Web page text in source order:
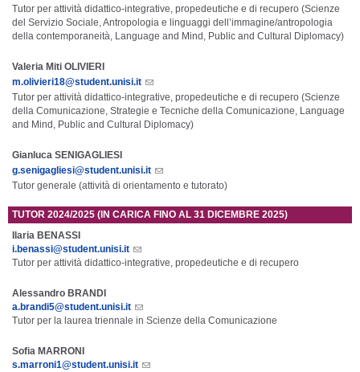
Tutor per attività didattico-integrative, propedeutiche e di recupero (Scienze
del Servizio Sociale, Antropologia e linguaggi dell’immagine/antropologia
della contemporaneità, Language and Mind, Public and Cultural Diplomacy)
Valeria Miti OLIVIERI
m.olivieri18@student.unisi.it
Tutor per attività didattico-integrative, propedeutiche e di recupero (Scienze
della Comunicazione, Strategie e Tecniche della Comunicazione, Language
and Mind, Public and Cultural Diplomacy)
Gianluca SENIGAGLIESI
g.senigagliesi@student.unisi.it
Tutor generale (attività di orientamento e tutorato)
TUTOR 2024/2025 (IN CARICA FINO AL 31 DICEMBRE 2025)
Ilaria BENASSI
i.benassi@student.unisi.it
Tutor per attività didattico-integrative, propedeutiche e di recupero
Alessandro BRANDI
a.brandi5@student.unisi.it
Tutor per la laurea triennale in Scienze della Comunicazione
Sofia MARRONI
s.marroni1@student.unisi.it